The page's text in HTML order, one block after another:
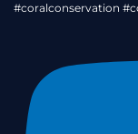
#coralconservation